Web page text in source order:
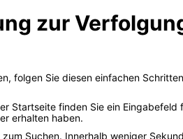
zur
folgen Sie diesen einfachen
Startseite finden Sie ein
erhalten haben.
Suchen. Innerhalb weniger